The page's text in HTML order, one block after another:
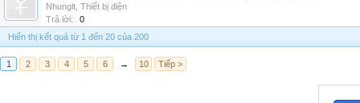
Nhunglt Thiết bị điện
Trả lời:
0
Hiển thị kết quả từ 1 đến 20 của 200
1 2 3 4 5 6 → 10 Tiếp >